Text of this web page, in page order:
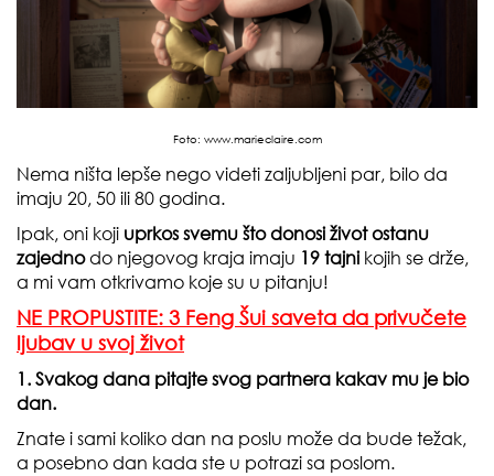
Foto: www.marieclaire.com
Nema ništa lepše nego videti zaljubljeni par, bilo da
imaju 20, 50 ili 80 godina.
Ipak, oni koji uprkos svemu što donosi život ostanu
zajednodo njegovog kraja imaju 19 tajni kojih se drže,
a mi vam otkrivamo koje su u pitanju!
NE PROPUSTITE: 3 Feng Šui saveta da privučete
ljubav u svoj život
1. Svakog dana pitajte svog partnera kakav mu je bio
dan.
Znate i sami koliko dan na poslu može da bude težak,
a posebno dan kada ste u potrazi sa poslom.